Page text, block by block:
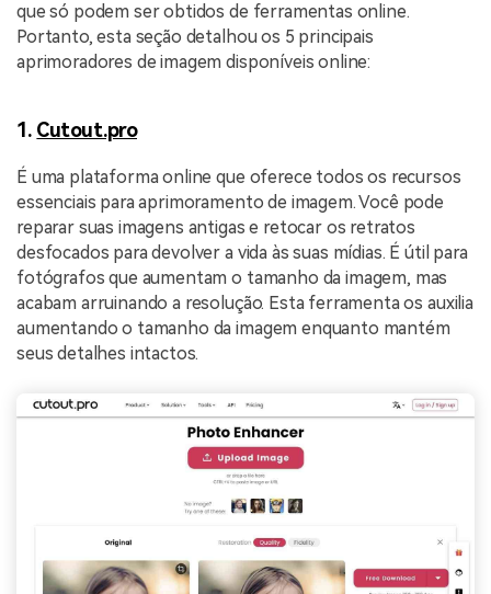
que só podem ser obtidos de ferramentas online.
Portanto, esta seção detalhou os 5 principais
aprimoradores de imagem disponíveis online:
1. Cutout.pro
É uma plataforma online que oferece todos os recursos
essenciais para aprimoramento de imagem. Você pode
reparar suas imagens antigas e retocar os retratos
desfocados para devolver a vida às suas mídias. É útil para
fotógrafos que aumentam o tamanho da imagem, mas
acabam arruinando a resolução. Esta ferramenta os auxilia
aumentando o tamanho da imagem enquanto mantém
seus detalhes intactos.